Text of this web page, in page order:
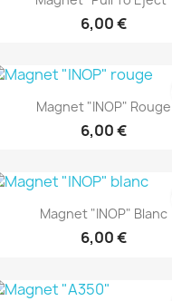
6,00 €
Magnet "INOP" Rouge
6,00 €
Magnet "INOP" Blanc
6,00 €